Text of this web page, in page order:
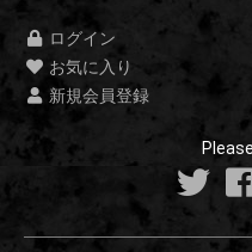
ログイン
お気に入り
新規会員登録